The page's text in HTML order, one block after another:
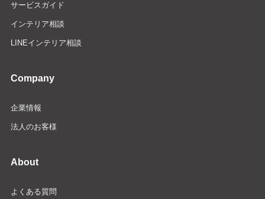
サービスガイド
インテリア相談
LINEインテリア相談
Company
企業情報
法人のお客様
About
よくある質問